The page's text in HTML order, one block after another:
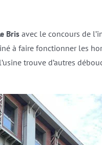
Brisavec le concours de
à faire fonctionner les
trouve d’autres